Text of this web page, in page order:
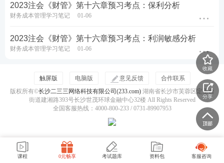
2023注会《财管》第十六章预习考点：保利分析
财务成本管理学习笔记 01-06
2023注会《财管》第十六章预习考点：利润敏感分析
财务成本管理学习笔记 01-06
触屏版 电脑版 意见反馈
合作联系
版权所有©长沙二三三网络科技有限公司(233.com)湖南省长沙市芙蓉区定王台
街道建湘路393号长沙世茂环球金融中心32楼 All Rights Reserved
全国客服热线：4000-800-233 / 0731-89907953
收藏
分享
课程 0元畅享 考试题库 资料包 客服咨询